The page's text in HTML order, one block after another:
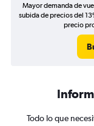
Mayor demanda de
subida de precios del
precio
Todo lo que